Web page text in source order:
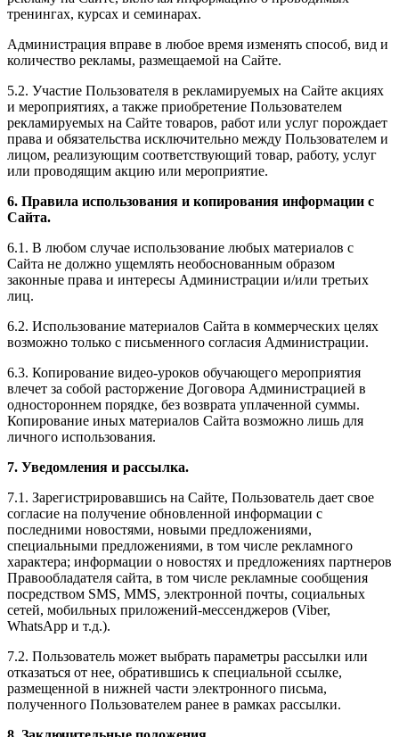
тренингах, курсах и семинарах.
Администрация вправе в любое время изменять способ, вид и
количество рекламы, размещаемой на Сайте.
5.2. Участие Пользователя в рекламируемых на Сайте акциях
и мероприятиях, а также приобретение Пользователем
рекламируемых на Сайте товаров, работ или услуг порождает
права и обязательства исключительно между Пользователем и
лицом, реализующим соответствующий товар, работу, услуг
или проводящим акцию или мероприятие.
6. Правила использования и копирования информации с
Сайта.
6.1. В любом случае использование любых материалов с
Сайта не должно ущемлять необоснованным образом
законные права и интересы Администрации и/или третьих
лиц.
6.2. Использование материалов Сайта в коммерческих целях
возможно только с письменного согласия Администрации.
6.3. Копирование видео-уроков обучающего мероприятия
влечет за собой расторжение Договора Администрацией в
одностороннем порядке, без возврата уплаченной суммы.
Копирование иных материалов Сайта возможно лишь для
личного использования.
7. Уведомления и рассылка.
7.1. Зарегистрировавшись на Сайте, Пользователь дает свое
согласие на получение обновленной информации с
последними новостями, новыми предложениями,
специальными предложениями, в том числе рекламного
характера; информации о новостях и предложениях партнеров
Правообладателя сайта, в том числе рекламные сообщения
посредством SMS, MMS, электронной почты, социальных
сетей, мобильных приложений-мессенджеров (Viber,
WhatsApp и т.д.).
7.2. Пользователь может выбрать параметры рассылки или
отказаться от нее, обратившись к специальной ссылке,
размещенной в нижней части электронного письма,
полученного Пользователем ранее в рамках рассылки.